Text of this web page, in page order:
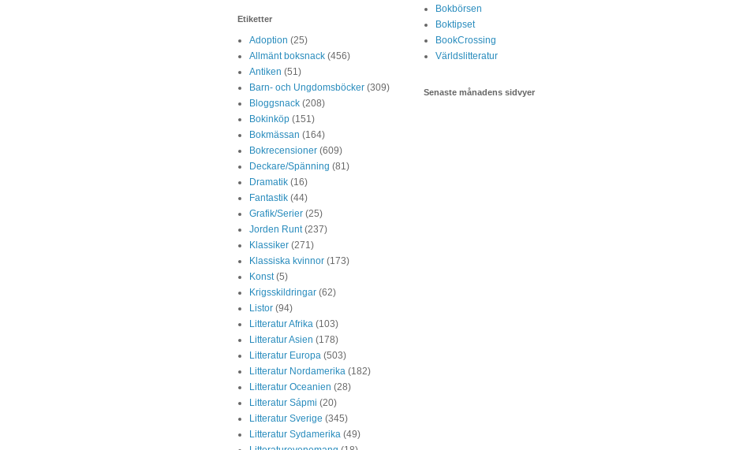
Etiketter
Adoption (25)
Allmänt boksnack (456)
Antiken (51)
Barn- och Ungdomsböcker (309)
Bloggsnack (208)
Bokinköp (151)
Bokmässan (164)
Bokrecensioner (609)
Deckare/Spänning (81)
Dramatik (16)
Fantastik (44)
Grafik/Serier (25)
Jorden Runt (237)
Klassiker (271)
Klassiska kvinnor (173)
Konst (5)
Krigsskildringar (62)
Listor (94)
Litteratur Afrika (103)
Litteratur Asien (178)
Litteratur Europa (503)
Litteratur Nordamerika (182)
Litteratur Oceanien (28)
Litteratur Sápmi (20)
Litteratur Sverige (345)
Litteratur Sydamerika (49)
Bokbörsen
Boktipset
BookCrossing
Världslitteratur
Senaste månadens sidvyer